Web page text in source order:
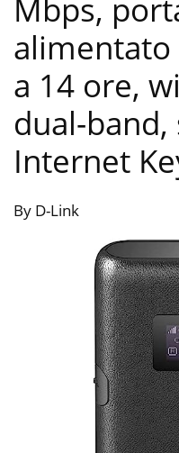
Mbps,
a 14 ore,
dual-
Internet
By D-Link